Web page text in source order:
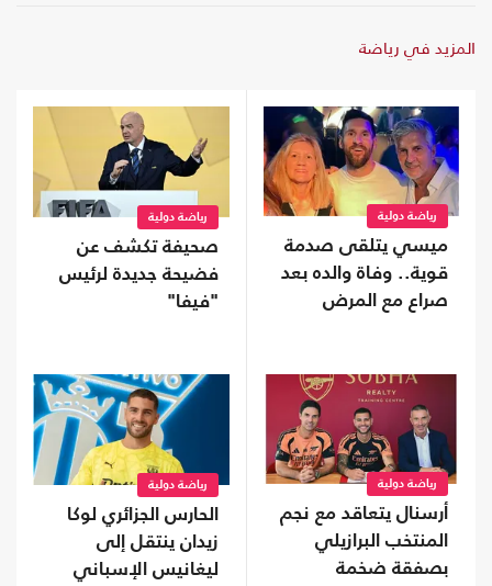
المزيد في رياضة
رياضة دولية
ميسي يتلقى صدمة
قوية.. وفاة والده بعد
صراع مع المرض
رياضة دولية
صحيفة تكشف عن
فضيحة جديدة لرئيس
"فيفا"
رياضة دولية
أرسنال يتعاقد مع نجم
المنتخب البرازيلي
بصفقة ضخمة
رياضة دولية
الحارس الجزائري لوكا
زيدان ينتقل إلى
ليغانيس الإسباني